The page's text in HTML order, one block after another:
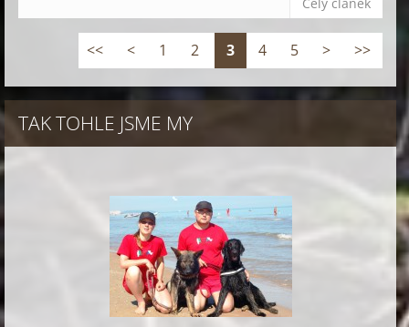
<< < 1 2 3 4 5 > >>
TAK TOHLE JSME MY